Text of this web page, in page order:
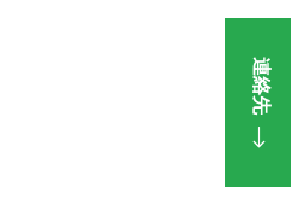
連絡先